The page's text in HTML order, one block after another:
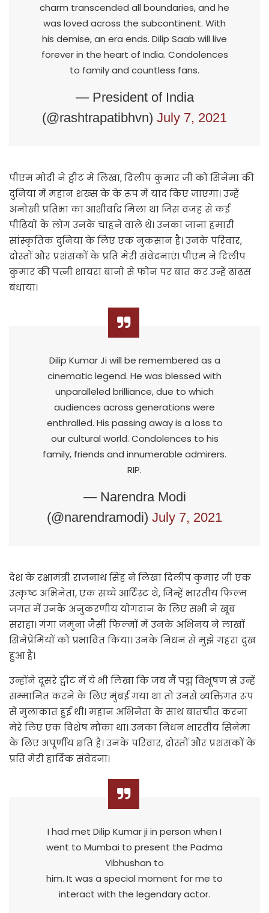
charm transcended all boundaries, and he
was loved across the subcontinent. With
his demise, an era ends. Dilip Saab will live
forever in the heart of India. Condolences
to family and countless fans.
— President of India
(@rashtrapatibhvn) July 7, 2021
पीएम मोदी ने ट्वीट में लिखा, दिलीप कुमार जी को सिनेमा की
दुनिया में महान शख्स के के रूप में याद किए जाएगा। उन्हें
अनोखी प्रतिभा का आशीर्वाद मिला था जिस वजह से कई
पीढ़ियों के लोग उनके चाहने वाले थे। उनका जाना हमारी
सांस्कृतिक दुनिया के लिए एक नुकसान है। उनके परिवार,
दोस्तों और प्रशंसकों के प्रति मेरी संवेदनाएं। पीएम ने दिलीप
कुमार की पत्नी शायरा बानो से फोन पर बात कर उन्हें ढांढ़स
बंधाया।
Dilip Kumar Ji will be remembered as a
cinematic legend. He was blessed with
unparalleled brilliance, due to which
audiences across generations were
enthralled. His passing away is a loss to
our cultural world. Condolences to his
family, friends and innumerable admirers.
RIP.
— Narendra Modi
(@narendramodi) July 7, 2021
देश के रक्षामंत्री राजनाथ सिंह ने लिखा दिलीप कुमार जी एक
उत्कृष्ट अभिनेता, एक सच्चे आर्टिस्ट थे, जिन्हें भारतीय फिल्म
जगत में उनके अनुकरणीय योगदान के लिए सभी ने खूब
सराहा। गंगा जमुना जैसी फिल्मों में उनके अभिनय ने लाखों
सिनेप्रेमियों को प्रभावित किया। उनके निधन से मुझे गहरा दुख
हुआ है।
उन्होंने दूसरे ट्वीट में ये भी लिखा कि जब मैं पद्म विभूषण से उन्हें
सम्मानित करने के लिए मुंबई गया था तो उनसे व्यक्तिगत रूप
से मुलाकात हुई थी। महान अभिनेता के साथ बातचीत करना
मेरे लिए एक विशेष मौका था। उनका निधन भारतीय सिनेमा
के लिए अपूर्णीय क्षति है। उनके परिवार, दोस्तों और प्रशंसकों के
प्रति मेरी हार्दिक संवेदना।
I had met Dilip Kumar ji in person when I
went to Mumbai to present the Padma
Vibhushan to
him. It was a special moment for me to
interact with the legendary actor.